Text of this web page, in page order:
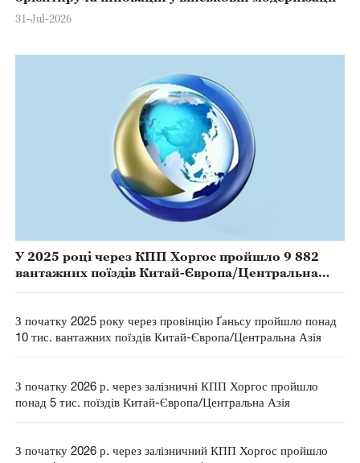
31-Jul-2026
У 2025 році через КПП Хоргос пройшло 9 882
вантажних поїздів Китай-Європа/Центральна
З початку 2025 року через провінцію Ґаньсу пройшло понад
10 тис. вантажних поїздів Китай-Європа/Центральна Азія
З початку 2026 р. через залізничні КПП Хоргос пройшло
понад 5 тис. поїздів Китай-Європа/Центральна Азія
З початку 2026 р. через залізничний КПП Хоргос пройшло